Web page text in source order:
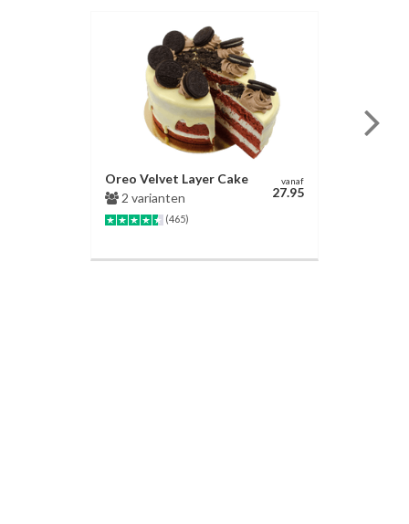
Oreo Velvet Layer Cake
2 varianten
(465)
vanaf
27.95